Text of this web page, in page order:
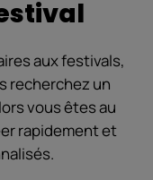
aux festivals,
recherchez un
vous êtes au
rapidement et